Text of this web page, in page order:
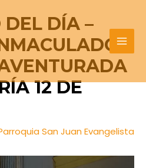
DEL DÍA –
12 DE
San Juan Evangelista